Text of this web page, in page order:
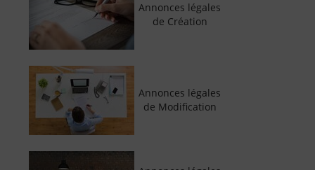
Annonces légales
de Création
Annonces légales
de Modification